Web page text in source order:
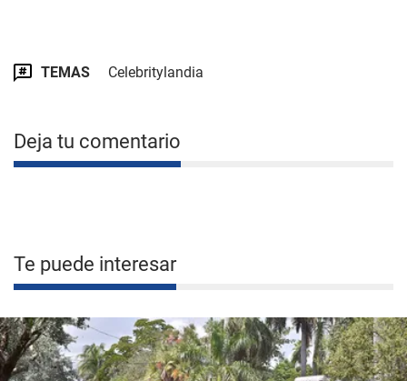
TEMAS Celebritylandia
Deja tu comentario
Te puede interesar